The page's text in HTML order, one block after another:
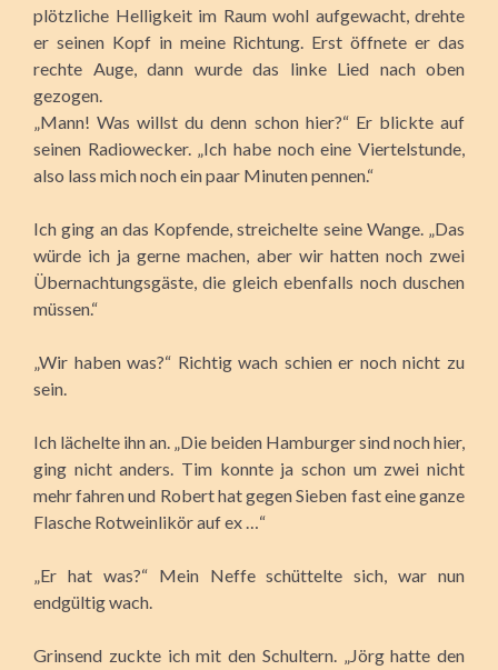
plötzliche Helligkeit im Raum wohl aufgewacht, drehte
er seinen Kopf in meine Richtung. Erst öffnete er das
rechte Auge, dann wurde das linke Lied nach oben
gezogen.
„Mann! Was willst du denn schon hier?“ Er blickte auf
seinen Radiowecker. „Ich habe noch eine Viertelstunde,
also lass mich noch ein paar Minuten pennen.“
Ich ging an das Kopfende, streichelte seine Wange. „Das
würde ich ja gerne machen, aber wir hatten noch zwei
Übernachtungsgäste, die gleich ebenfalls noch duschen
müssen.“
„Wir haben was?“ Richtig wach schien er noch nicht zu
sein.
Ich lächelte ihn an. „Die beiden Hamburger sind noch hier,
ging nicht anders. Tim konnte ja schon um zwei nicht
mehr fahren und Robert hat gegen Sieben fast eine ganze
Flasche Rotweinlikör auf ex …“
„Er hat was?“ Mein Neffe schüttelte sich, war nun
endgültig wach.
Grinsend zuckte ich mit den Schultern. „Jörg hatte den